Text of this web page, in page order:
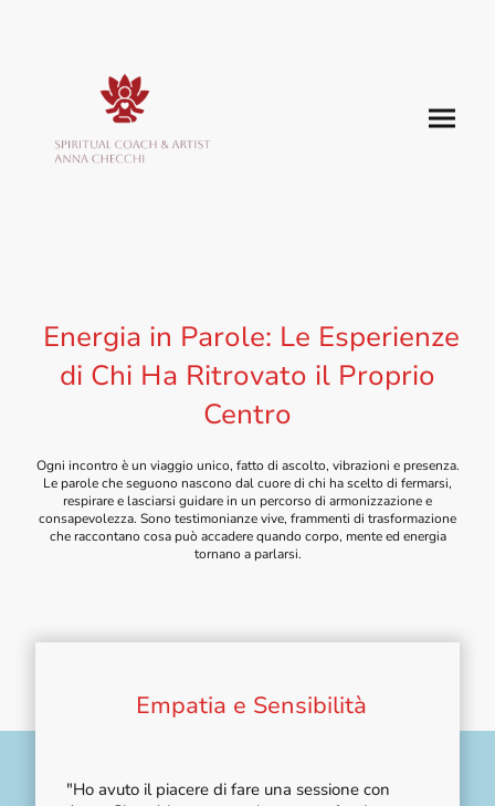
Energia in Parole: Le Esperienze
di Chi Ha Ritrovato il Proprio
Centro
Ogni incontro è un viaggio unico, fatto di ascolto, vibrazioni e presenza.
Le parole che seguono nascono dal cuore di chi ha scelto di fermarsi,
respirare e lasciarsi guidare in un percorso di armonizzazione e
consapevolezza. Sono testimonianze vive, frammenti di trasformazione
che raccontano cosa può accadere quando corpo, mente ed energia
tornano a parlarsi.
Empatia e Sensibilità
"Ho avuto il piacere di fare una sessione con